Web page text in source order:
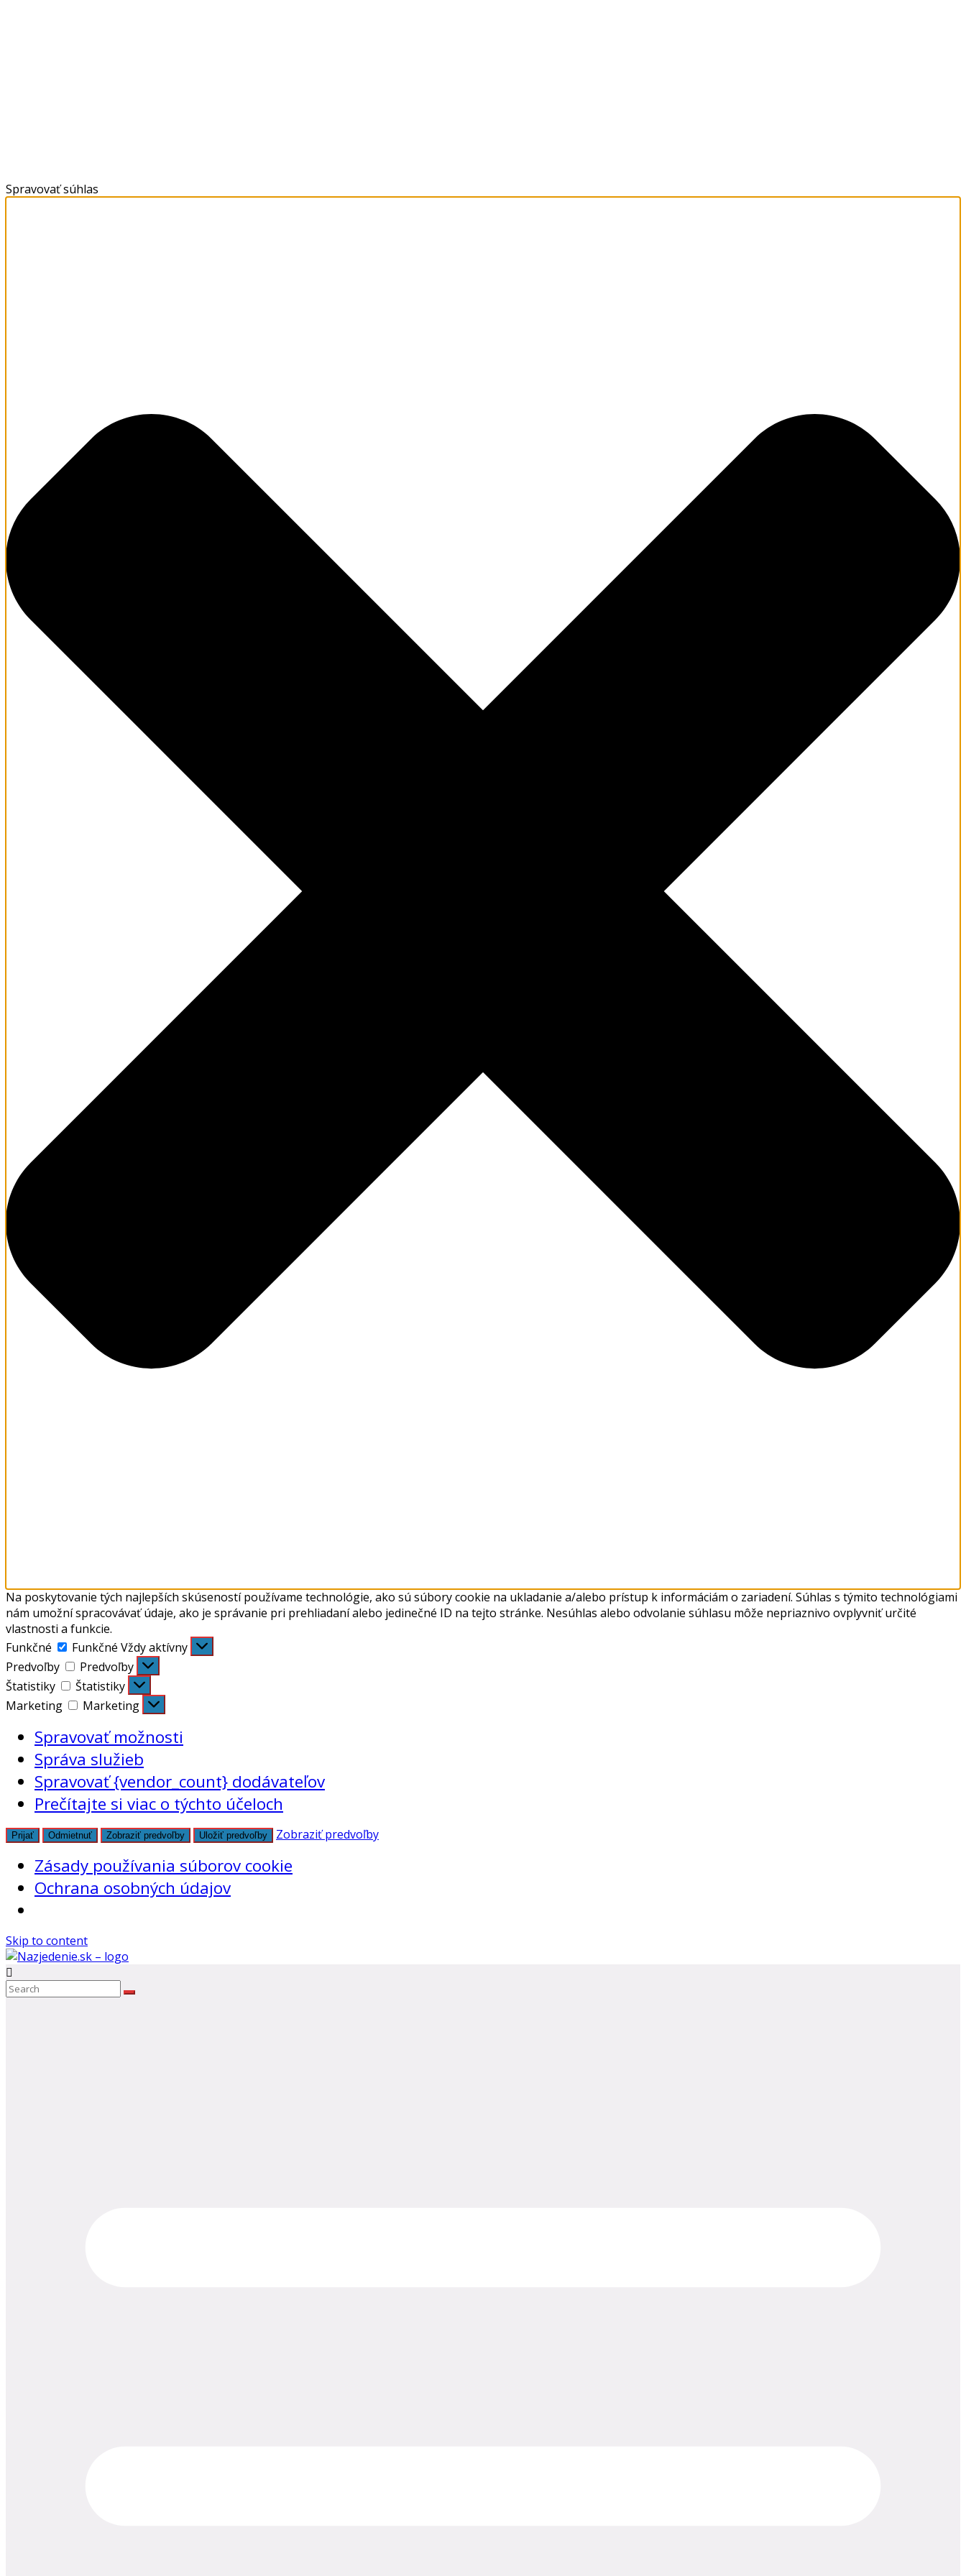
Spravovať súhlas
Na poskytovanie tých najlepších skúseností používame technológie, ako sú súbory cookie na ukladanie a/alebo prístup k informáciám o zariadení. Súhlas s týmito technológiami
nám umožní spracovávať údaje, ako je správanie pri prehliadaní alebo jedinečné ID na tejto stránke. Nesúhlas alebo odvolanie súhlasu môže nepriaznivo ovplyvniť určité
vlastnosti a funkcie.
Funkčné
Funkčné Vždy aktívny
Predvoľby
Predvoľby
Štatistiky
Štatistiky
Marketing
Marketing
Spravovať možnosti
Správa služieb
Spravovať {vendor_count} dodávateľov
Prečítajte si viac o týchto účeloch
Prijať Odmietnuť Zobraziť predvoľby Uložiť predvoľby Zobraziť predvoľby
Zásady používania súborov cookie
Ochrana osobných údajov
Skip to content